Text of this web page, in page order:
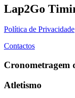
Lap2Go
Política de Privacidade
Contactos
Cronometragem
Atletismo